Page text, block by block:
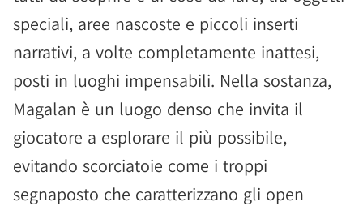
speciali, aree nascoste e piccoli inserti
narrativi, a volte completamente inattesi,
posti in luoghi impensabili. Nella sostanza,
Magalan è un luogo denso che invita il
giocatore a esplorare il più possibile,
evitando scorciatoie come i troppi
segnaposto che caratterizzano gli open